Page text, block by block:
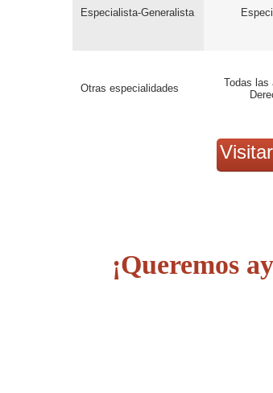
Especialista-Generalista
Otras especialidades
Todas las
¡Queremos